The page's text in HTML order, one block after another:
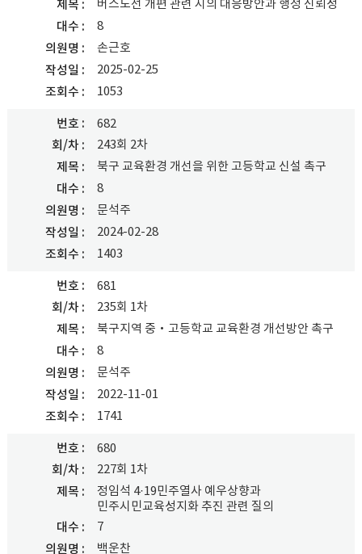
제목
버스노선 개편 관련 시의 대응방안과 행정 신뢰성
대수
8
의원명
손근호
작성일
2025-02-25
조회수
1053
번호
682
회/차
243회 2차
제목
북구 교육환경 개선을 위한 고등학교 신설 촉구
대수
8
의원명
문석주
작성일
2024-02-28
조회수
1403
번호
681
회/차
235회 1차
제목
북구지역 중‧고등학교 교육환경 개선방안 촉구
대수
8
의원명
문석주
작성일
2022-11-01
조회수
1741
번호
680
회/차
227회 1차
제목
정임석 4·19민주열사 예우상향과
민주시민교육성지화 추진 관련 질의
대수
7
의원명
백운찬